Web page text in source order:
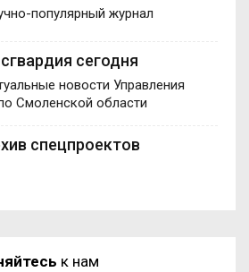
популярный журнал
сегодня
новости Управления
Смоленской области
спецпроектов
к нам